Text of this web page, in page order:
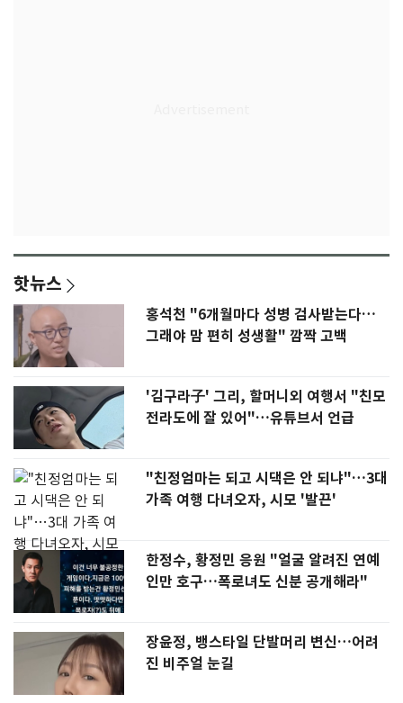
핫뉴스
홍석천 "6개월마다 성병 검사받는다…
그래야 맘 편히 성생활" 깜짝 고백
'김구라子' 그리, 할머니외 여행서 "친모
전라도에 잘 있어"…유튜브서 언급
"친정엄마는 되고 시댁은 안 되냐"…3대
가족 여행 다녀오자, 시모 '발끈'
한정수, 황정민 응원 "얼굴 알려진 연예
인만 호구…폭로녀도 신분 공개해라"
장윤정, 뱅스타일 단발머리 변신…어려
진 비주얼 눈길